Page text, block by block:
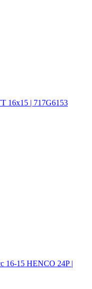
16x15 | 717G6153
16-15 HENCO 24P |